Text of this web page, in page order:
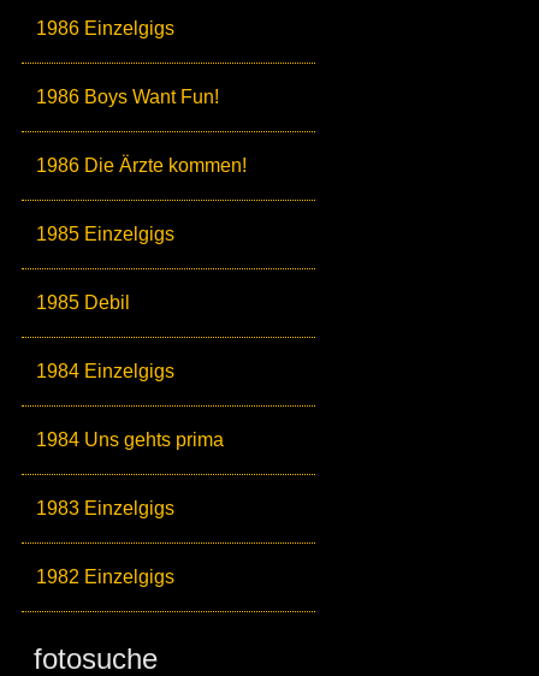
1986 Einzelgigs
1986 Boys Want Fun!
1986 Die Ärzte kommen!
1985 Einzelgigs
1985 Debil
1984 Einzelgigs
1984 Uns gehts prima
1983 Einzelgigs
1982 Einzelgigs
fotosuche